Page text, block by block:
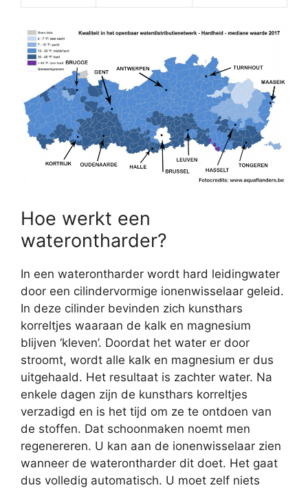
Hoe werkt een
waterontharder?
In een waterontharder wordt hard leidingwater
door een cilindervormige ionenwisselaar geleid.
In deze cilinder bevinden zich kunsthars
korreltjes waaraan de kalk en magnesium
blijven ‘kleven’. Doordat het water er door
stroomt, wordt alle kalk en magnesium er dus
uitgehaald. Het resultaat is zachter water. Na
enkele dagen zijn de kunsthars korreltjes
verzadigd en is het tijd om ze te ontdoen van
de stoffen. Dat schoonmaken noemt men
regenereren. U kan aan de ionenwisselaar zien
wanneer de waterontharder dit doet. Het gaat
dus volledig automatisch. U moet zelf niets